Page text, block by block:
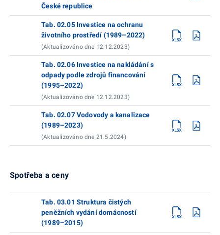
České republice
Tab. 02.05 Investice na ochranu
životního prostředí (1989–2022)
(Aktualizováno dne 12.12.2023)
Tab. 02.06 Investice na nakládání s
odpady podle zdrojů financování
(1995–2022)
(Aktualizováno dne 12.12.2023)
Tab. 02.07 Vodovody a kanalizace
(1989–2023)
(Aktualizováno dne 21.5.2024)
Spotřeba a ceny
Tab. 03.01 Struktura čistých
peněžních vydání domácností
(1989–2015)